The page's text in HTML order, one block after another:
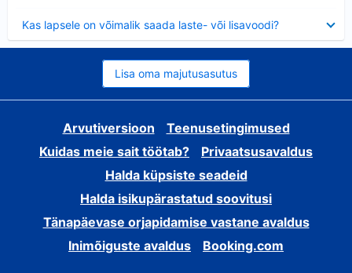
Kas lapsele on võimalik saada laste- või lisavoodi?
Lisa oma majutusasutus
Arvutiversioon
Teenusetingimused
Kuidas meie sait töötab?
Privaatsusavaldus
Halda küpsiste seadeid
Halda isikupärastatud soovitusi
Tänapäevase orjapidamise vastane avaldus
Inimõiguste avaldus
Booking.com